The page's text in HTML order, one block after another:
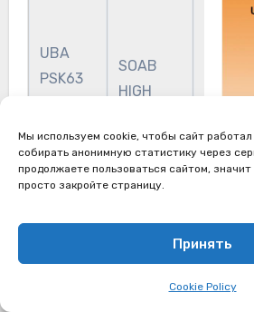
Мы используем cookie, чтобы сайт
собирать анонимную статистику через
продолжаете пользоваться сайтом,
просто закройте страницу.
Принять
Cookie Policy
UBA
PSK63
SOAB
HIGH